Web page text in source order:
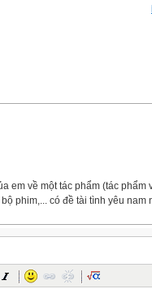
em về một tác phẩm (tác phẩm
phim,... có đề tài tình yêu nam